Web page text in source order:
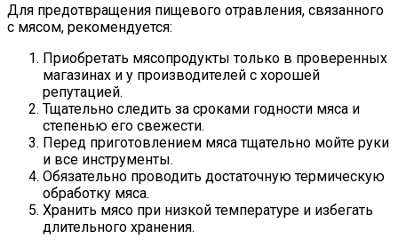
Для предотвращения пищевого отравления, связанного
с мясом, рекомендуется:
Приобретать мясопродукты только в проверенных
магазинах и у производителей с хорошей
репутацией.
Тщательно следить за сроками годности мяса и
степенью его свежести.
Перед приготовлением мяса тщательно мойте руки
и все инструменты.
Обязательно проводить достаточную термическую
обработку мяса.
Хранить мясо при низкой температуре и избегать
длительного хранения.